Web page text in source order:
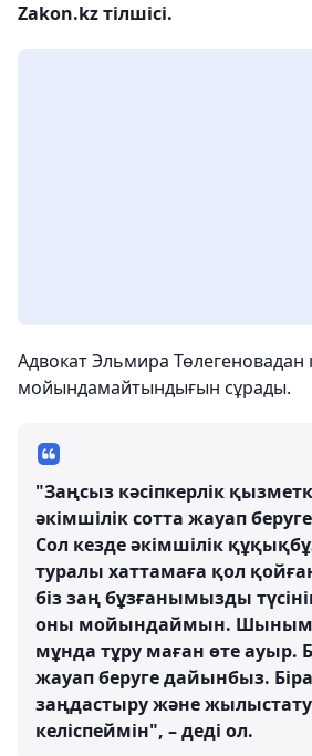
Zakon.kz тілшісі.
Адвокат Эльмира Төлегеновадан
мойындамайтындығын сұрады.
"Заңсыз кәсіпкерлік
әкімшілік сотта жауап
Сол кезде әкімшілік
туралы хаттамаға қол
біз заң бұзғанымызды
оны мойындаймын.
мұнда тұру маған өте ауыр.
жауап беруге дайынбыз.
заңдастыру және
келіспеймін", – деді ол.